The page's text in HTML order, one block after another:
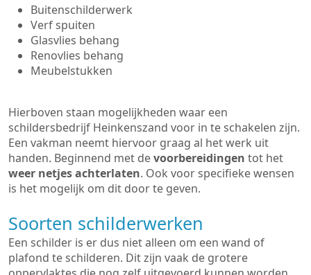
Buitenschilderwerk
Verf spuiten
Glasvlies behang
Renovlies behang
Meubelstukken
Hierboven staan mogelijkheden waar een
schildersbedrijf Heinkenszand voor in te schakelen zijn.
Een vakman neemt hiervoor graag al het werk uit
handen. Beginnend met devoorbereidingen tot het
weer netjes achterlaten. Ook voor specifieke wensen
is het mogelijk om dit door te geven.
Soorten schilderwerken
Een schilder is er dus niet alleen om een wand of
plafond te schilderen. Dit zijn vaak de grotere